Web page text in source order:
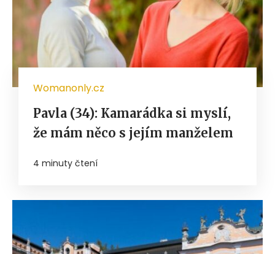
Womanonly.cz
Pavla (34): Kamarádka si myslí,
že mám něco s jejím manželem
4 minuty čtení